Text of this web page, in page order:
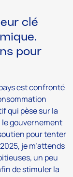
clé
pour
est confronté
qui pèse sur la
gouvernement
pour tenter
je m’attends
un peu
de stimuler la